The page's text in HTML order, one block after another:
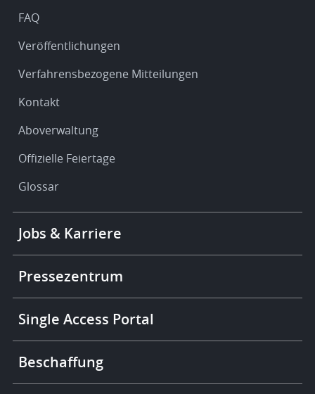
FAQ
Veröffentlichungen
Verfahrensbezogene Mitteilungen
Kontakt
Aboverwaltung
Offizielle Feiertage
Glossar
More
links
Jobs & Karriere
Pressezentrum
Single Access Portal
Beschaffung